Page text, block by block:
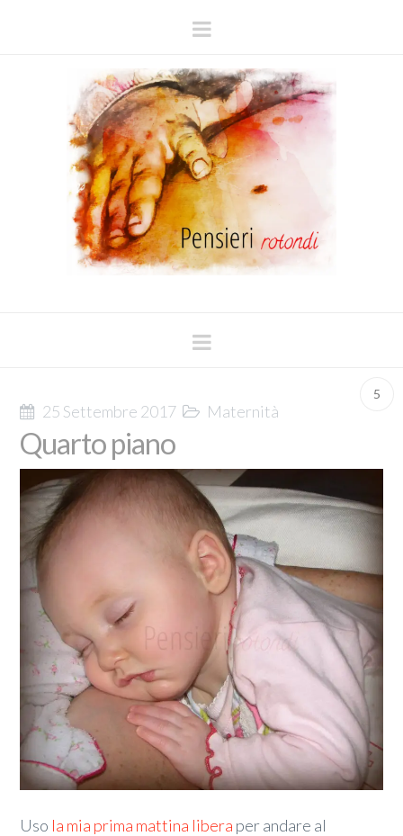
Navigation
Navigation
5
25 Settembre 2017 Maternità
Quarto piano
Uso la mia prima mattina libera per andare al